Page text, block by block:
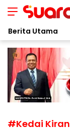
Kata
Berita Utama
#Kedai